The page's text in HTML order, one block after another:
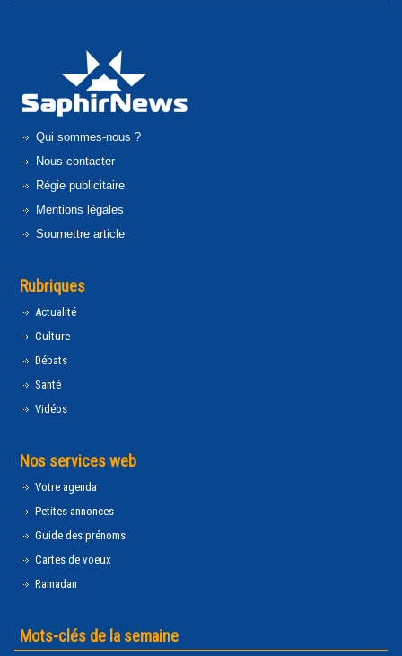
Qui sommes-nous ?
Nous contacter
Régie publicitaire
Mentions légales
Soumettre article
Rubriques
Actualité
Culture
Débats
Santé
Vidéos
Nos services web
Votre agenda
Petites annonces
Guide des prénoms
Cartes de voeux
Ramadan
Mots-clés de la semaine